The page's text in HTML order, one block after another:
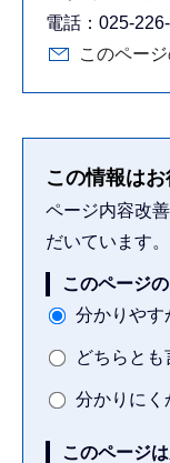
電話：025-
このペー
この情報は
ページ内容改
だいています。
このページ
分かりやす
どちらとも
分かりにく
このページ